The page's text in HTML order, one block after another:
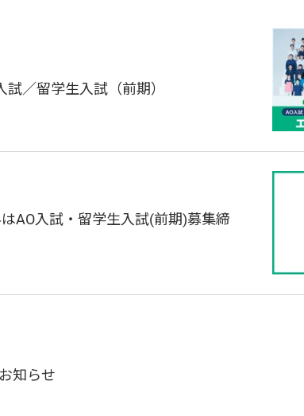
／留学生入試（前期）
AO入試・留学生入試(前期)募集締
知らせ